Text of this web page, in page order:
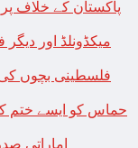
پاکستان کے خلاف
میکڈونلڈ اور
فلسطینی بچوں کی
حماس کو ایسے ختم
اماراتی